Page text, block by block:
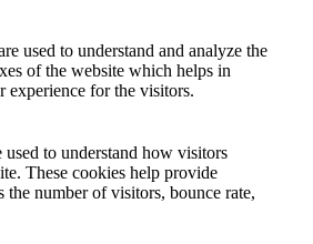
used to understand and analyze the
of the website which helps in
experience for the visitors.
to understand how visitors
These cookies help provide
number of visitors, bounce rate,